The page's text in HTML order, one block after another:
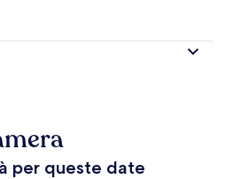
per queste date